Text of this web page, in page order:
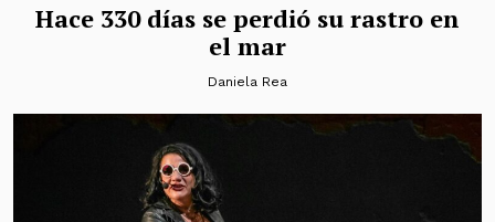
Hace 330 días se perdió su rastro en
el mar
Daniela Rea